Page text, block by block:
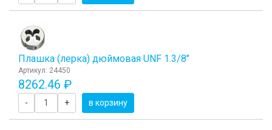
Плашка (лерка) дюймовая UNF 1.3/8"
Артикул: 24450
8262.46 ₽
- + в корзину